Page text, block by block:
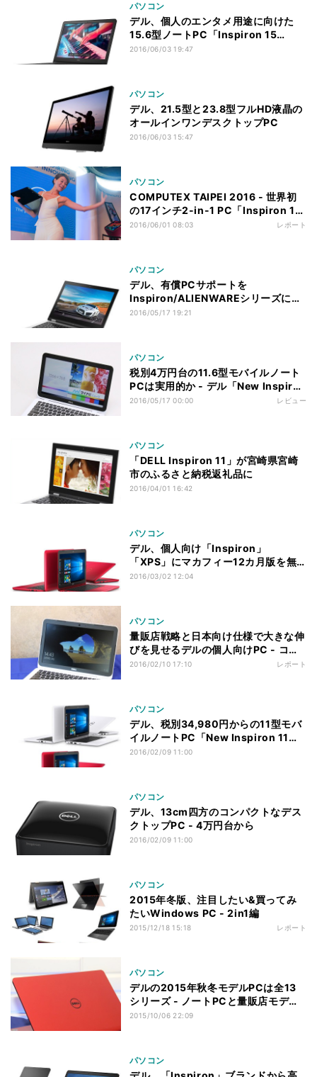
パソコン
デル、個人のエンタメ用途に向けた
15.6型ノートPC「Inspiron 15
5000」
2016/06/03 19:47
パソコン
デル、21.5型と23.8型フルHD液晶の
オールインワンデスクトップPC
2016/06/03 15:47
パソコン
COMPUTEX TAIPEI 2016 - 世界初
の17インチ2-in-1 PC「Inspiron 17
7000」、実機はかなりの存在感
2016/06/01 08:03 レポート
パソコン
デル、有償PCサポートを
Inspiron/ALIENWAREシリーズに提
供
2016/05/17 19:21
パソコン
税別4万円台の11.6型モバイルノート
PCは実用的か - デル「New Inspiron
11 3000」
2016/05/17 00:00 レビュー
パソコン
「DELL Inspiron 11」が宮崎県宮崎
市のふるさと納税返礼品に
2016/04/01 16:42
パソコン
デル、個人向け「Inspiron」
「XPS」にマカフィー12カ月版を無
料搭載
2016/03/02 12:04
パソコン
量販店戦略と日本向け仕様で大きな伸
びを見せるデルの個人向けPC - コン
シューマー向けPC新モデル発表会
2016/02/10 17:10 レポート
パソコン
デル、税別34,980円からの11型モバ
イルノートPC「New Inspiron 11
3000」
2016/02/09 11:00
パソコン
デル、13cm四方のコンパクトなデス
クトップPC - 4万円台から
2016/02/09 11:00
パソコン
2015年冬版、注目したい&買ってみ
たいWindows PC - 2in1編
2015/12/18 15:18 レポート
パソコン
デルの2015年秋冬モデルPCは全13
シリーズ - ノートPCと量販店モデル
に注目
2015/10/06 22:09
パソコン